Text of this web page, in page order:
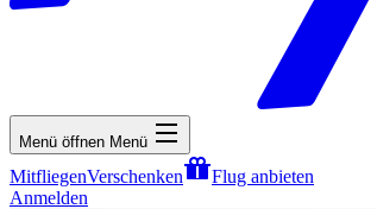
Menü öffnen Menü
MitfliegenVerschenken
Flug anbieten
Anmelden